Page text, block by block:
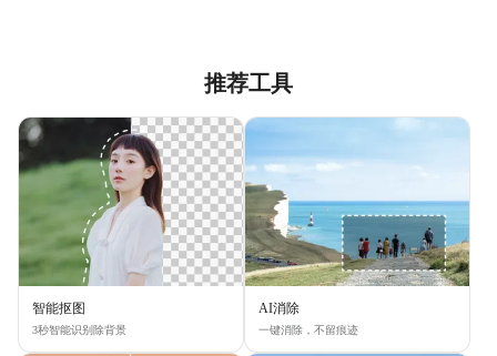
推荐工具
智能抠图
3秒智能识别除背景
AI消除
一键消除，不留痕迹